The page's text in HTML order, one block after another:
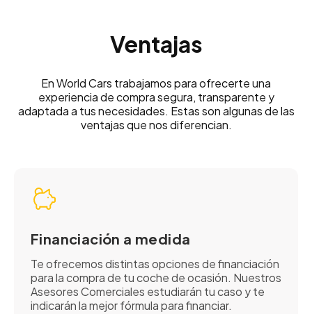
Ventajas
En World Cars trabajamos para ofrecerte una
experiencia de compra segura, transparente y
adaptada a tus necesidades. Estas son algunas de las
ventajas que nos diferencian.
Financiación a medida
Te ofrecemos distintas opciones de financiación
para la compra de tu coche de ocasión. Nuestros
Asesores Comerciales estudiarán tu caso y te
indicarán la mejor fórmula para financiar.